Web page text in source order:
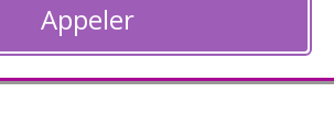
Appeler